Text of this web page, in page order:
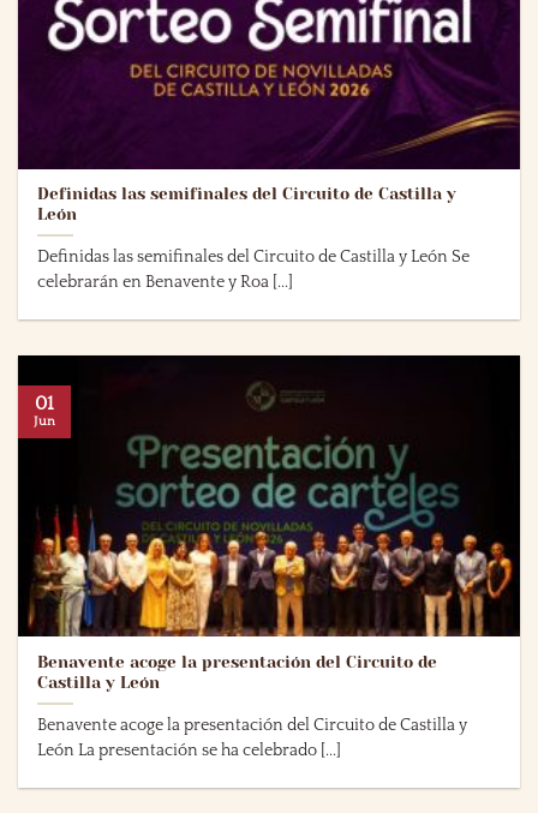
Definidas las semifinales del Circuito de Castilla y
León
Definidas las semifinales del Circuito de Castilla y León Se
celebrarán en Benavente y Roa [...]
Benavente acoge la presentación del Circuito de
Castilla y León
Benavente acoge la presentación del Circuito de Castilla y
León La presentación se ha celebrado [...]
01
Jun